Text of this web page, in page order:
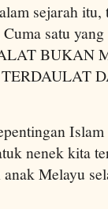
sejarah
satu
BUKAN
nenek kita
Melayu